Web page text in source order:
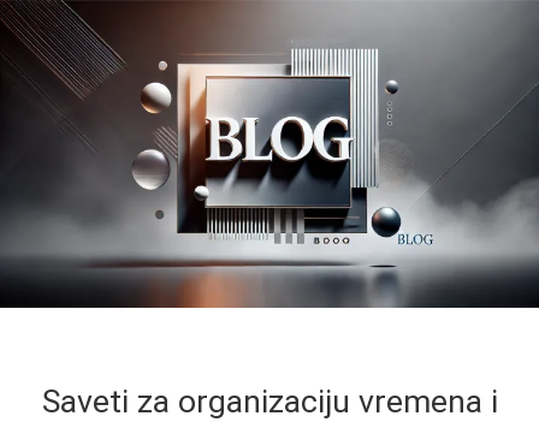
Saveti za organizaciju vremena i